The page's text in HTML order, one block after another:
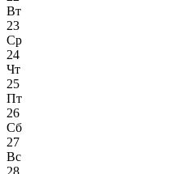
Вт
23
Ср
24
Чт
25
Пт
26
Сб
27
Вс
28